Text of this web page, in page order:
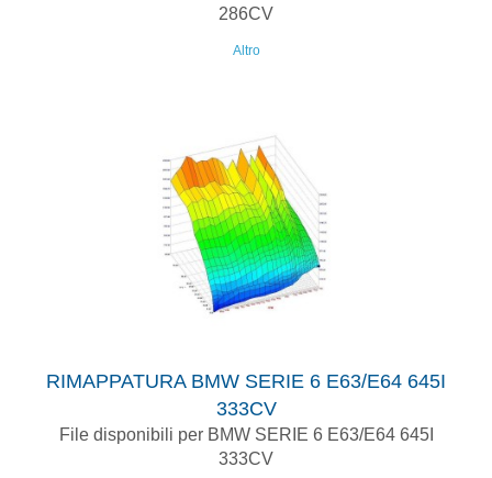
286CV
Altro
RIMAPPATURA BMW SERIE 6 E63/E64 645I
333CV
File disponibili per BMW SERIE 6 E63/E64 645I
333CV